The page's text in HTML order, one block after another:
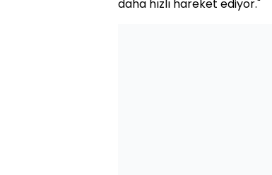
daha hızlı hareket ediyor."